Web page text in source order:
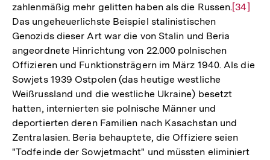
zahlenmäßig mehr gelitten haben als die Russen.Zur
[34]
Das ungeheuerlichste Beispiel stalinistischen
Genozids dieser Art war die von Stalin und Beria
angeordnete Hinrichtung von 22.000 polnischen
Offizieren und Funktionsträgern im März 1940. Als die
Sowjets 1939 Ostpolen (das heutige westliche
Weißrussland und die westliche Ukraine) besetzt
hatten, internierten sie polnische Männer und
deportierten deren Familien nach Kasachstan und
Zentralasien. Beria behauptete, die Offiziere seien
"Todfeinde der Sowjetmacht" und müssten eliminiert